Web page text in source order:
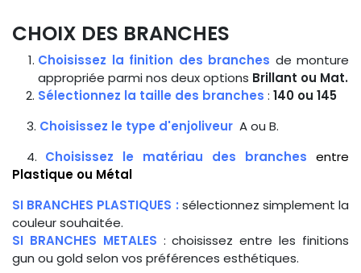
CHOIX DES BRANCHES
Choisissez la finition des branches de monture
appropriée parmi nos deux options Brillant ou Mat.
Sélectionnez la taille des branches : 140 ou 145
3. Choisissez le type d'enjoliveur A ou B.
4. Choisissez le matériau des branchesentre
Plastique ou Métal
SI BRANCHES PLASTIQUES : sélectionnez simplement la
couleur souhaitée.
SI BRANCHES METALES : choisissez entre les finitions
gun ou gold selon vos préférences esthétiques.